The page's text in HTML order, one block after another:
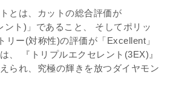
とは、カットの総合評価が
ント)」であること、 そしてポリッ
リー(対称性)の評価が「Excellent」
、 『トリプルエクセレント(3EX)』
られ、究極の輝きを放つダイヤモン